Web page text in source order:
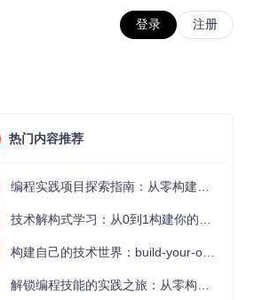
登录 注册
热门内容推荐
编程实践项目探索指南：从零构建技术能力体系
技术解构式学习：从0到1构建你的编程知识体系
构建自己的技术世界：build-your-own-x项目的实践探索指南
解锁编程技能的实践之旅：从零构建你的技术世界